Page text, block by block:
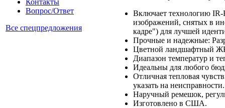
Контакты
Вопрос/Ответ
Все спецпредложения
Включает технологию IR-
изображений, снятых в
кадре") для лучшей
Прочные и надежные:
Цветной ландшафтный
Диапазон температур и
Идеальны для любого
Отличная тепловая
указать на неисправности.
Наручный ремешок,
Изготовлено в США.